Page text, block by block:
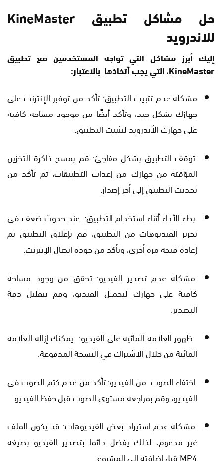
حل مشاكل تطبيق KineMaster
للاندرويد
إليك أبرز مشاكل التي تواجه المستخدمين مع تطبيق
KineMaster، التي يجب أتخاذها بالاعتبار:
مشكلة عدم تثبيت التطبيق: تأكد من توفير الإنترنت على
جهازك بشكل جيد، وتأكد أيضًا من موجود مساحة كافية
على جهازك الأندرويد لتثبيت التطبيق.
توقف التطبيق بشكل مفاجئ: قم بمسح ذاكرة التخزين
المؤقتة من جهازك من إعدات التطبيقات، ثم تأكد من
تحديث التطبيق إلى أخر إصدار.
بطء الأداء أثناء استخدام التطبيق: عند حدوث ضعف في
تحرير الفيديوهات من التطبيق، قم بإغلاق التطبيق ثم
إعادة فتحه مرة أخري، وتأكد من جودة اتصال الإنترنت.
مشكلة عدم تصدير الفيديو: تحقق من وجود مساحة
كافية على جهازك لتحميل الفيديو، وقم بتقليل دقة
التصدير.
ظهور العلامة المائية على الفيديو: يمكنك إزالة العلامة
المائية من خلال الاشتراك في النسخة المدفوعة.
اختفاء الصوت من الفيديو: تأكد من عدم كتم الصوت في
الفيديو، وقم بمراجعة مستوي الصوت قبل حفظ الفيديو.
مشكلة عدم استيراد بعض الفيديوهات: قد يكون الملف
غير مدعوم، لذلك يفضل دائما بتصدير الفيديو بصيغة
MP4 قبل إضافته إلى المشروع.